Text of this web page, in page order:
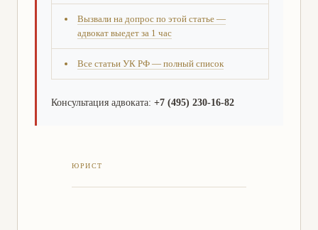
Вызвали на допрос по этой статье —
адвокат выедет за 1 час
Все статьи УК РФ — полный список
Консультация адвоката: +7 (495) 230-16-82